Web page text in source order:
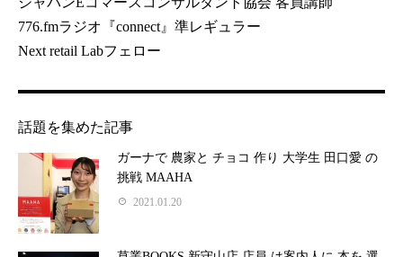
776.fmラジオ『connect』準レギュラー
Next retail Labフェロー
話題を集めた記事
ガーナで 農家と チョコ 作り 大学生 田口愛 の
挑戦 MAAHA
2021.01.20